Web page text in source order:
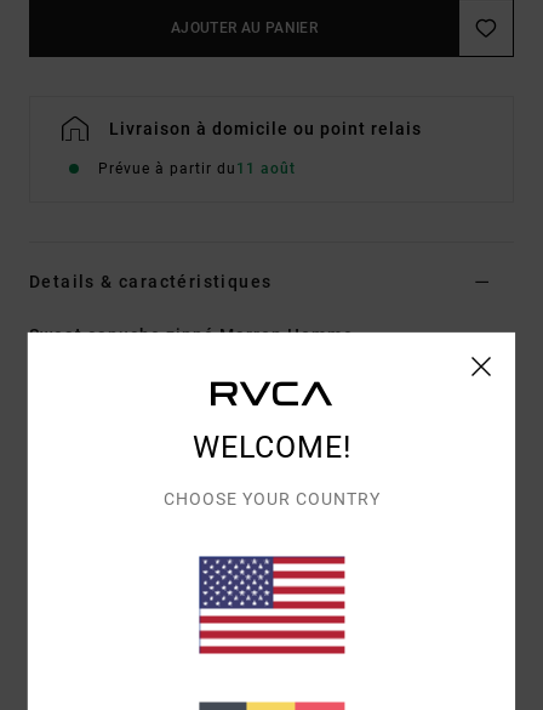
AJOUTER AU PANIER
Livraison à domicile ou point relais
Prévue à partir du 11 août
Details & caractéristiques
Sweat capuche zippé Marron Homme
Code couleur
Imprimé et broderie chenille au dos
[Matière principale] 75% coton, 25% coton
WELCOME!
CHOOSE YOUR COUNTRY